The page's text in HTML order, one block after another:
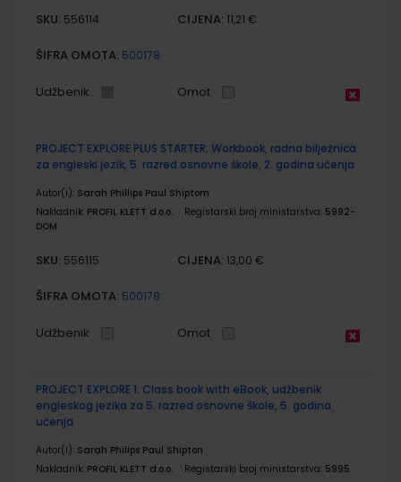
SKU: 556114 CIJENA: 11,21 €
ŠIFRA OMOTA: 500178
Udžbenik Omot
PROJECT EXPLORE PLUS STARTER; Workbook, radna bilježnica
za engleski jezik, 5. razred osnovne škole, 2. godina učenja
Autor(i): Sarah Phillips Paul Shiptom
Nakladnik: PROFIL KLETT d.o.o. Registarski broj ministarstva: 5992-
DOM
SKU: 556115 CIJENA: 13,00 €
ŠIFRA OMOTA: 500178
Udžbenik Omot
PROJECT EXPLORE 1; Class book with eBook, udžbenik
engleskog jezika za 5. razred osnovne škole, 5. godina
učenja
Autor(i): Sarah Philips Paul Shipton
Nakladnik: PROFIL KLETT d.o.o. Registarski broj ministarstva: 5995